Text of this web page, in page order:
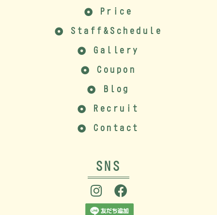
Price
Staff&Schedule
Gallery
Coupon
Blog
Recruit
Contact
SNS